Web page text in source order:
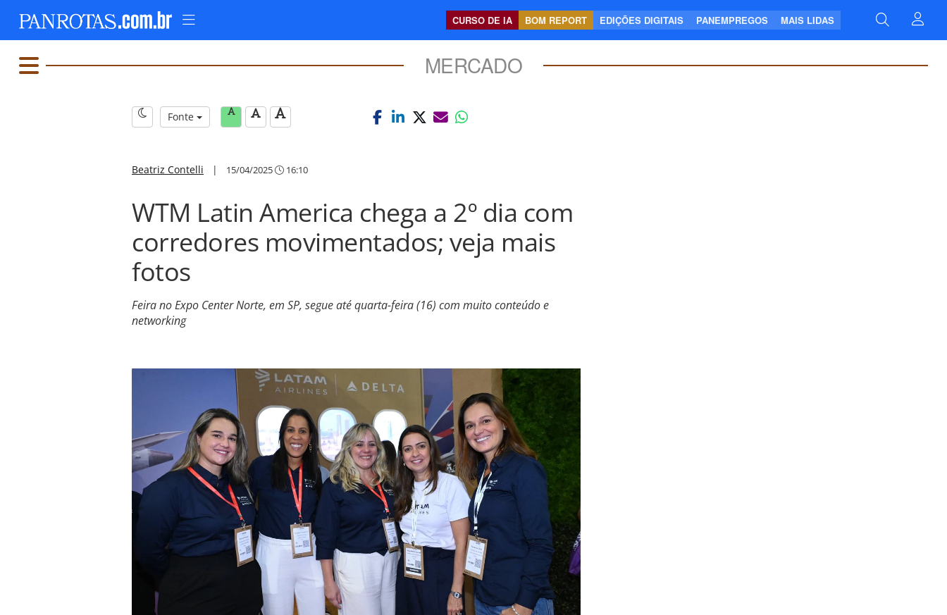
CURSO DE IA BOM REPORT EDIÇÕES DIGITAIS PANEMPREGOS MAIS LIDAS
MERCADO
Fonte
Beatriz Contelli | 15/04/2025 16:10
WTM Latin America chega a 2º dia com
corredores movimentados; veja mais
fotos
Feira no Expo Center Norte, em SP, segue até quarta-feira (16) com muito conteúdo e
networking